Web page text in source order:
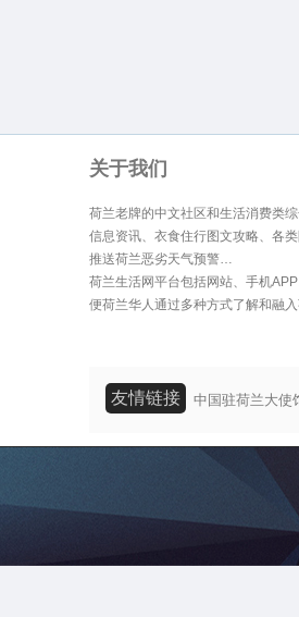
关于我们
荷兰老牌的中文社区和生活消费类
信息资讯、衣食住行图文攻略、各
推送荷兰恶劣天气预警…
荷兰生活网平台包括网站、手机
便荷兰华人通过多种方式了解和融入
友情链接 中国驻荷兰大使